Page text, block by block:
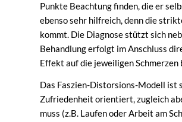
Punkte Beachtung finden, die er
ebenso sehr hilfreich, denn die
kommt. Die Diagnose stützt sich
Behandlung erfolgt im Anschluss
Effekt auf die jeweiligen Schmerzen
Das Faszien-Distorsions-Modell ist
Zufriedenheit orientiert, zugleich
muss (z.B. Laufen oder Arbeit am